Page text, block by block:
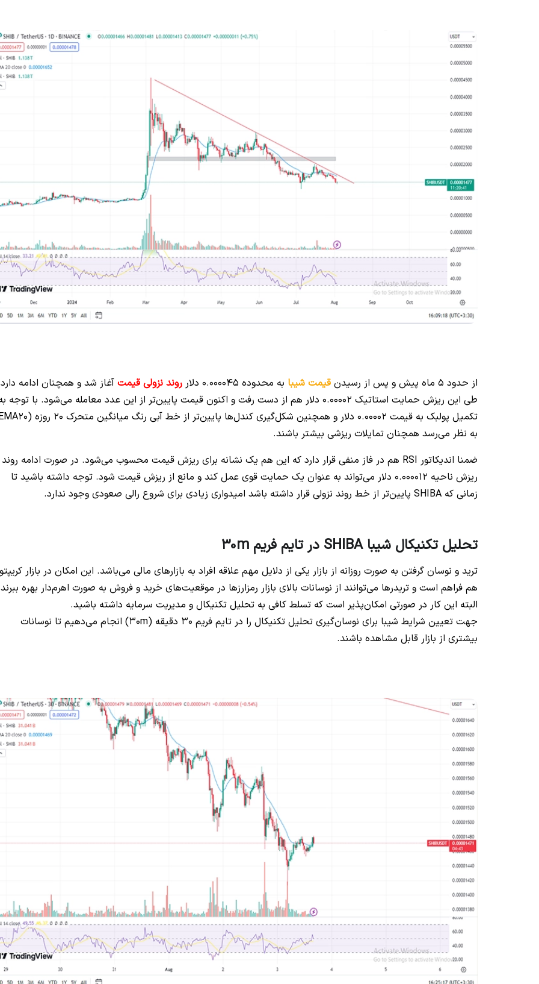
از حدود 5 ماه پیش و پس از رسیدن قیمت شیبا به محدوده 0.000045 دلار روند نزولی قیمت آغاز شد و همچنان ادامه
طی این ریزش حمایت استاتیک 0.00002 دلار هم از دست رفت و اکنون قیمت پایین‌تر از این عدد معامله می‌شود. با توجه
به نظر می‌رسد همچنان تمایلات ریزشی بیشتر باشند.
ضمنا اندیکاتور RSI هم در فاز منفی قرار دارد که این هم یک نشانه برای ریزش قیمت محسوب می‌شود. در صورت ادامه روند
ریزش ناحیه 0.000012 دلار می‌تواند به عنوان یک حمایت قوی عمل کند و مانع از ریزش قیمت شود. توجه داشته باشید تا
زمانی که SHIBA پایین‌تر از خط روند نزولی قرار داشته باشد امیدواری‌ زیادی برای شروع رالی صعودی وجود ندارد.
تحلیل تکنیکال شیبا SHIBA در تایم فریم 30m
ترید و نوسان گرفتن به صورت روزانه از بازار یکی از دلایل مهم علاقه افراد به بازار‌های مالی می‌باشد. این امکان در بازار کریپتو
هم فراهم است و تریدرها می‌توانند از نوسانات بالای بازار رمزارزها در موقعیت‌های خرید و فروش به صورت اهرم‌دار بهره
البته این کار در صورتی امکان‌پذیر است که تسلط کافی به تحلیل تکنیکال و مدیریت سرمایه داشته باشید.
جهت تعیین شرایط شیبا برای نوسان‌گیری تحلیل تکنیکال را در تایم فریم 30 دقیقه (30m) انجام می‌دهیم تا نوسانات
بیشتری از بازار قابل مشاهده باشند.